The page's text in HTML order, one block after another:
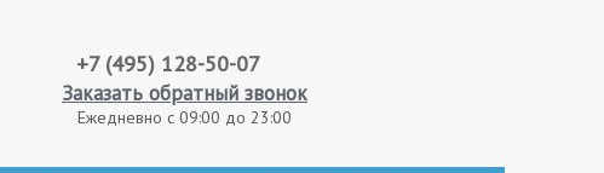
+7 (495) 128-50-07
Заказать обратный звонок
Ежедневно с 09:00 до 23:00